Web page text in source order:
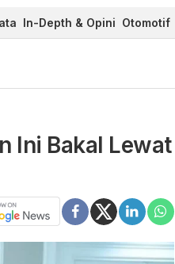
In-Depth & Opini Otomotif
Ini Bakal Lewat